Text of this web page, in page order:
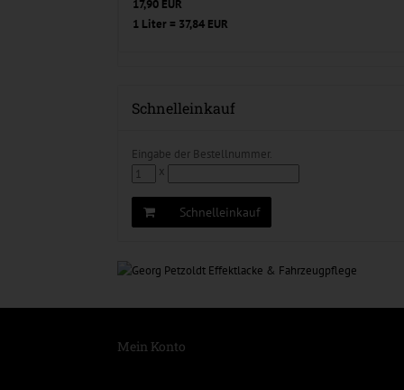
17,90 EUR
1 Liter = 37,84 EUR
Schnelleinkauf
Eingabe der Bestellnummer.
x
Schnelleinkauf
Mein Konto